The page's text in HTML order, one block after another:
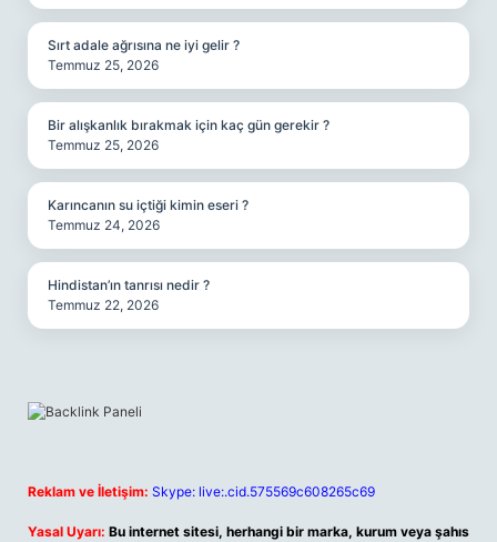
Sırt adale ağrısına ne iyi gelir ?
Temmuz 25, 2026
Bir alışkanlık bırakmak için kaç gün gerekir ?
Temmuz 25, 2026
Karıncanın su içtiği kimin eseri ?
Temmuz 24, 2026
Hindistan’ın tanrısı nedir ?
Temmuz 22, 2026
Reklam ve İletişim: Skype: live:.cid.575569c608265c69
Yasal Uyarı: Bu internet sitesi, herhangi bir marka, kurum veya şahıs